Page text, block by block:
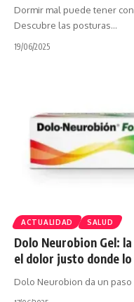
Dormir mal puede tener
Descubre las posturas…
19/06/2025
ACTUALIDAD SALUD
Dolo Neurobion Gel:
el dolor justo donde
Dolo Neurobion da un